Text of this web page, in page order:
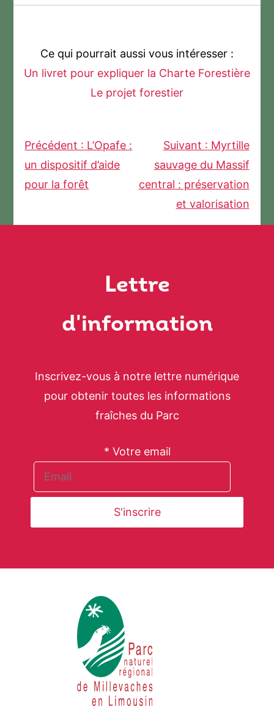
Ce qui pourrait aussi vous intéresser :
Un livret pour expliquer la Charte Forestière
Le projet forestier
Navigation
de
Précédent : L’Opafe :
un dispositif d’aide
pour la forêt
Suivant : Myrtille
sauvage du Massif
central : préservation
et valorisation
Lettre
d'information
Inscrivez-vous à notre lettre numérique
pour obtenir toutes les informations
fraîches du Parc
* Votre email